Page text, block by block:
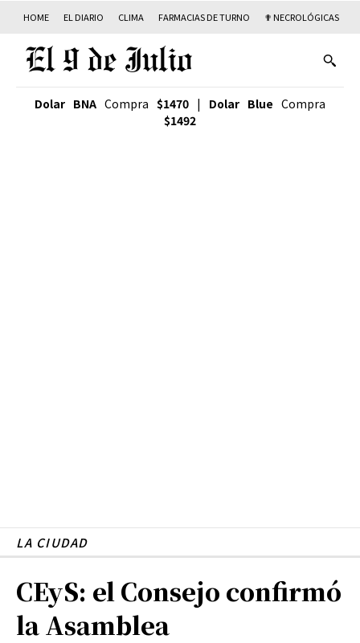
HOME EL DIARIO CLIMA FARMACIAS DE TURNO ✟ NECROLÓGICAS
Dolar BNA Compra $1470 | Dolar Blue Compra
$1492
LA CIUDAD
CEyS: el Consejo confirmó
la Asamblea